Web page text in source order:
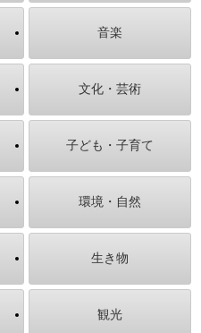
音楽
文化・芸術
子ども・子育て
環境・自然
生き物
観光